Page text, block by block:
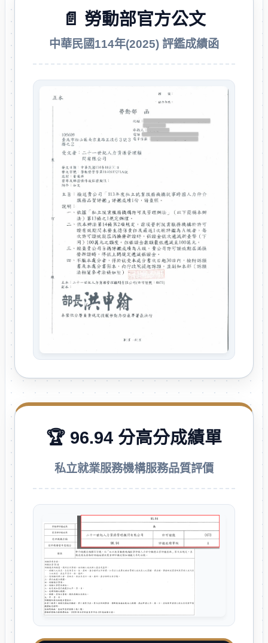
📄 勞動部官方公文
中華民國114年(2025) 評鑑成績函
🏆 96.94 分高分成績單
私立就業服務機構服務品質評價